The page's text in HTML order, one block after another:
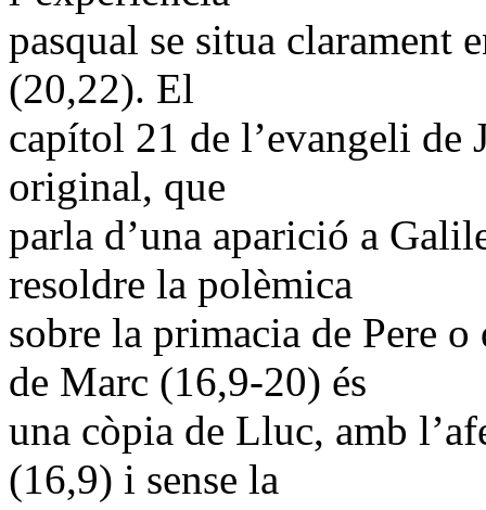
pasqual se situa clarament
(20,22). El
capítol 21 de l’evangeli de
original, que
parla d’una aparició a
resoldre la polèmica
sobre la primacia de Pere
de Marc (16,9-20) és
una còpia de Lluc, amb
(16,9) i sense la